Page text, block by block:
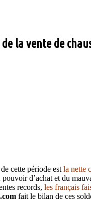
la vente de
cette période est la nette
d’achat et du
records, les français
fait le bilan de ces